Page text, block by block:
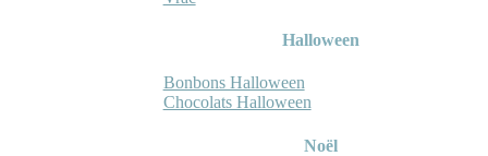
Halloween
Bonbons Halloween
Chocolats Halloween
Noël